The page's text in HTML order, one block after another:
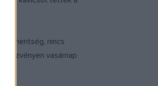
mentség, nincs
vasárnap